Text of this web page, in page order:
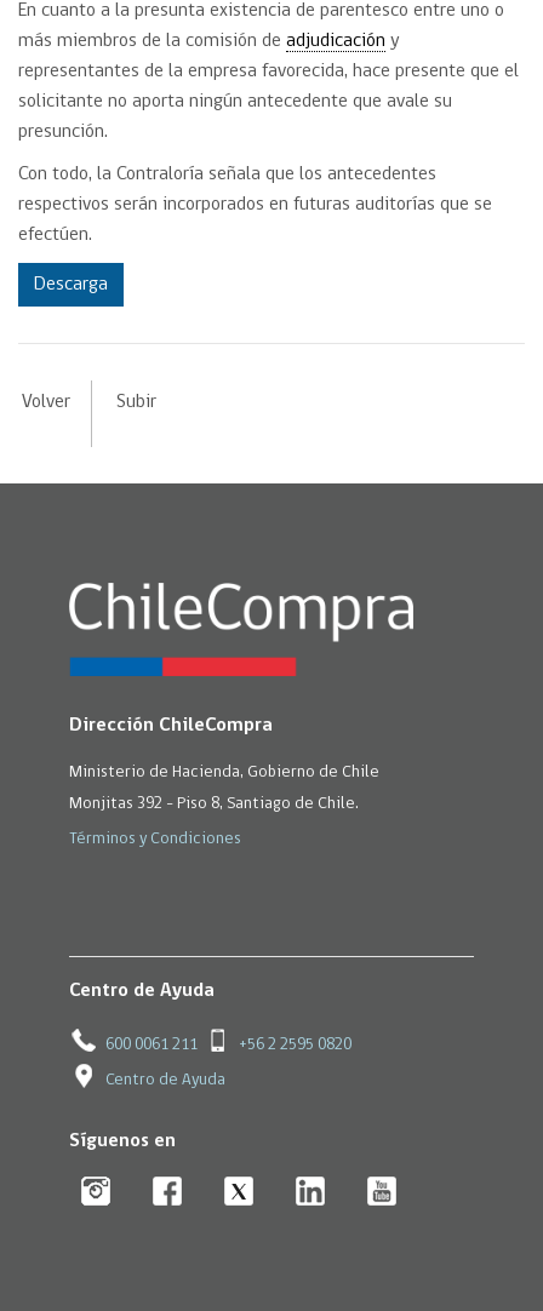
En cuanto a la presunta existencia de parentesco entre uno o
más miembros de la comisión de adjudicación y
representantes de la empresa favorecida, hace presente que el
solicitante no aporta ningún antecedente que avale su
presunción.
Con todo, la Contraloría señala que los antecedentes
respectivos serán incorporados en futuras auditorías que se
efectúen.
Descarga
Volver Subir
Dirección ChileCompra
Ministerio de Hacienda, Gobierno de Chile
Monjitas 392 - Piso 8, Santiago de Chile.
Términos y Condiciones
Centro de Ayuda
600 0061 211 +56 2 2595 0820
Centro de Ayuda
Síguenos en